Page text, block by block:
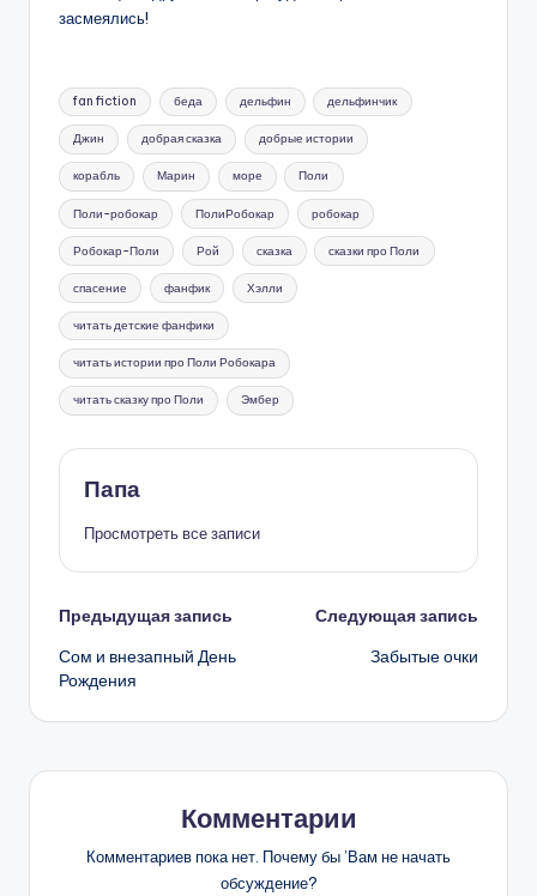
засмеялись!
Метки:
fan fiction беда дельфин дельфинчик
Джин добрая сказка добрые истории
корабль Марин море Поли
Поли-робокар ПолиРобокар робокар
Робокар-Поли Рой сказка сказки про Поли
спасение фанфик Хэлли
читать детские фанфики
читать истории про Поли Робокара
читать сказку про Поли Эмбер
Папа
Просмотреть все записи
Навигация
записи
Предыдущая запись
Сом и внезапный День
Рождения
Следующая запись
Забытые очки
Комментарии
Комментариев пока нет. Почему бы ’Вам не начать
обсуждение?